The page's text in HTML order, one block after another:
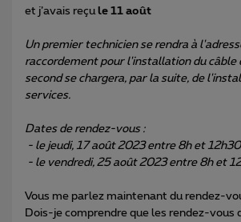
et j’avais reçule 11 août
Un premier technicien se rendra à
raccordement pour l'installation du câble
second se chargera, par la suite, de
services.
Dates de rendez-vous :
- le jeudi, 17 août 2023 entre 8h et 12h30
- le vendredi, 25 août 2023 entre 8h et
Vous me parlez maintenant du rendez-
Dois-je comprendre que les rendez-vous